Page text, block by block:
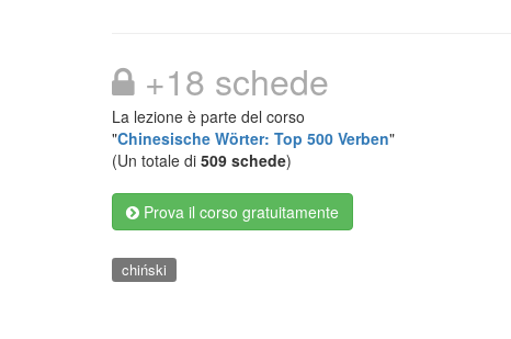
+18 schede
La lezione è parte del corso
"Chinesische Wörter: Top 500 Verben"
(Un totale di 509 schede)
Prova il corso gratuitamente
chiński